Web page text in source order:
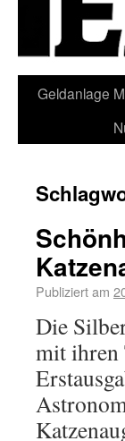
Geldanlage
Publiziert am
Die
mit ihren